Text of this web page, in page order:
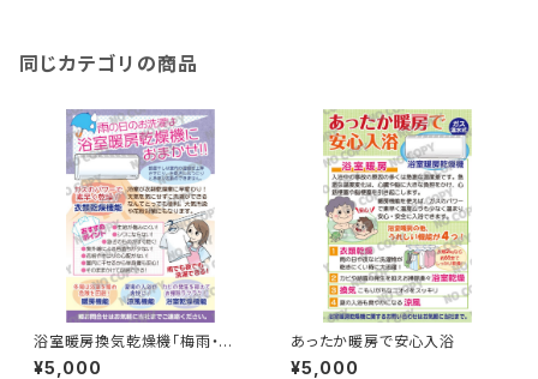
同じカテゴリの商品
浴室暖房換気乾燥機「梅雨・衣
類」
¥5,000
あったか暖房で安心入浴
¥5,000